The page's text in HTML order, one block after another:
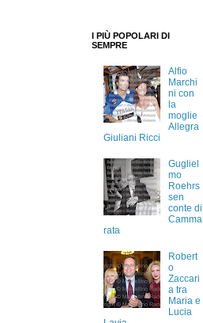
I PIÙ POPOLARI DI
SEMPRE
Alfio
Marchi
ni con
la
moglie
Allegra
Giuliani Ricci
Gugliel
mo
Roehrs
sen
conte di
Camma
rata
Robert
o
Zaccari
a tra
Maria e
Lucia